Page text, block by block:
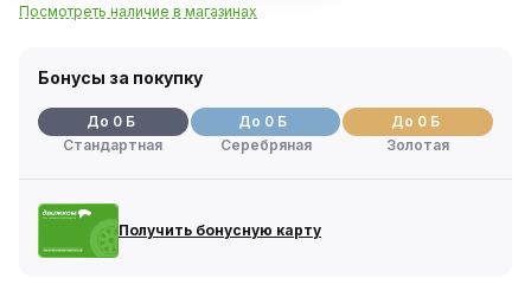
Посмотреть наличие в магазинах
Бонусы за покупку
До 0 Б
Стандартная
До 0 Б
Серебряная
До 0 Б
Золотая
Получить бонусную карту